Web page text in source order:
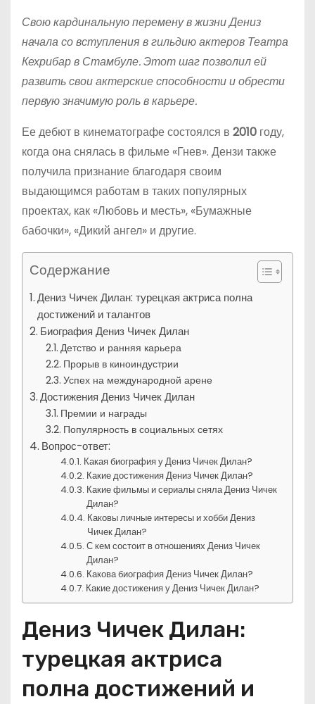
Свою кардинальную перемену в жизни Дениз
начала со вступления в гильдию актеров Театра
Кехрибар в Стамбуле. Этот шаг позволил ей
развить свои актерские способности и обрести
первую значимую роль в карьере.
Ее дебют в кинематографе состоялся в 2010 году,
когда она снялась в фильме «Гнев». Дензи также
получила признание благодаря своим
выдающимся работам в таких популярных
проектах, как «Любовь и месть», «Бумажные
бабочки», «Дикий ангел» и другие.
Содержание
Дениз Чичек Дилан: турецкая актриса полна
достижений и талантов
Биография Дениз Чичек Дилан
Детство и ранняя карьера
Прорыв в киноиндустрии
Успех на международной арене
Достижения Дениз Чичек Дилан
Премии и награды
Популярность в социальных сетях
Вопрос-ответ:
Какая биография у Дениз Чичек Дилан?
Какие достижения Дениз Чичек Дилан?
Какие фильмы и сериалы сняла Дениз Чичек
Дилан?
Каковы личные интересы и хобби Дениз
Чичек Дилан?
С кем состоит в отношениях Дениз Чичек
Дилан?
Какова биография Дениз Чичек Дилан?
Какие достижения у Дениз Чичек Дилан?
Дениз Чичек Дилан:
турецкая актриса
полна достижений и